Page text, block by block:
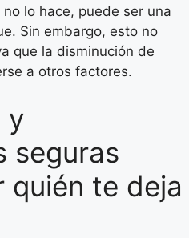
lo hace, puede ser una
Sin embargo, esto no
que la disminución de
a otros factores.
y
seguras
quién te deja